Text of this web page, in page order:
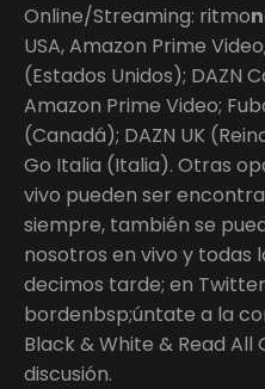
Online/Streaming: ritmo
USA, Amazon Prime
(Estados Unidos); DAZN
Amazon Prime Video;
(Canadá); DAZN UK
Go Italia (Italia). Otras
vivo pueden ser
siempre, también se
nosotros en vivo y todas
decimos tarde; en
bordenbsp;úntate a la
Black & White & Read All
discusión.